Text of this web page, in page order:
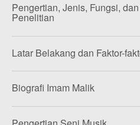
Pengertian, Jenis, Fungsi,
Penelitian
Latar Belakang dan Faktor-
Biografi Imam Malik